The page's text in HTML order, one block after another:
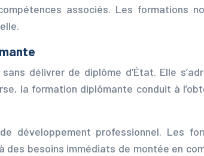
associés. Les formations
sans délivrer de diplôme d’État. Elle
la formation diplômante conduit à
professionnel. Les
besoins immédiats de montée en